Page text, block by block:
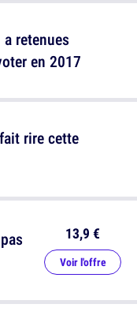
rire cette
retenues
en 2017
13,9 €
Voir l'offre